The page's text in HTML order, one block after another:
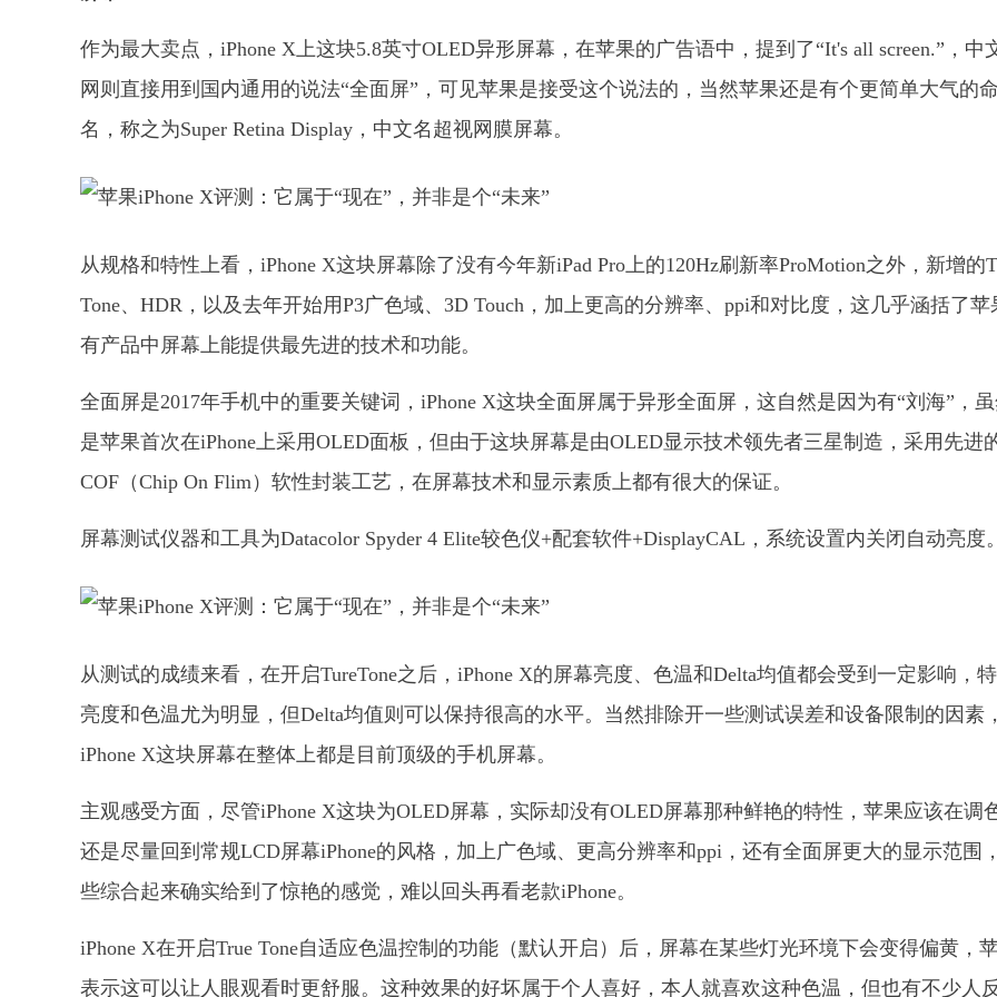
作为最大卖点，iPhone X上这块5.8英寸OLED异形屏幕，在苹果的广告语中，提到了“It's all screen.”，中
网则直接用到国内通用的说法“全面屏”，可见苹果是接受这个说法的，当然苹果还是有个更简单大气的命
名，称之为Super Retina Display，中文名超视网膜屏幕。
从规格和特性上看，iPhone X这块屏幕除了没有今年新iPad Pro上的120Hz刷新率ProMotion之外，新增的
Tone、HDR，以及去年开始用P3广色域、3D Touch，加上更高的分辨率、ppi和对比度，这几乎涵括了苹
有产品中屏幕上能提供最先进的技术和功能。
全面屏是2017年手机中的重要关键词，iPhone X这块全面屏属于异形全面屏，这自然是因为有“刘海”，
是苹果首次在iPhone上采用OLED面板，但由于这块屏幕是由OLED显示技术领先者三星制造，采用先进
COF（Chip On Flim）软性封装工艺，在屏幕技术和显示素质上都有很大的保证。
屏幕测试仪器和工具为Datacolor Spyder 4 Elite较色仪+配套软件+DisplayCAL，系统设置内关闭自动亮度。
从测试的成绩来看，在开启TureTone之后，iPhone X的屏幕亮度、色温和Delta均值都会受到一定影响，
亮度和色温尤为明显，但Delta均值则可以保持很高的水平。当然排除开一些测试误差和设备限制的因素，
iPhone X这块屏幕在整体上都是目前顶级的手机屏幕。
主观感受方面，尽管iPhone X这块为OLED屏幕，实际却没有OLED屏幕那种鲜艳的特性，苹果应该在调
还是尽量回到常规LCD屏幕iPhone的风格，加上广色域、更高分辨率和ppi，还有全面屏更大的显示范围
些综合起来确实给到了惊艳的感觉，难以回头再看老款iPhone。
iPhone X在开启True Tone自适应色温控制的功能（默认开启）后，屏幕在某些灯光环境下会变得偏黄，
表示这可以让人眼观看时更舒服。这种效果的好坏属于个人喜好，本人就喜欢这种色温，但也有不少人